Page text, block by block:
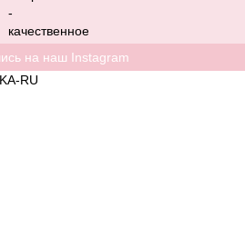
на наш Instagram